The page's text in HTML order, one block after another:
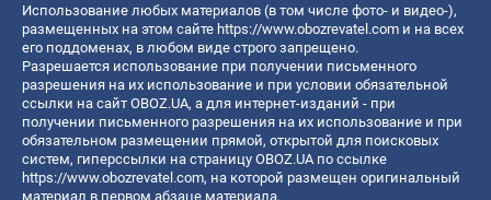
Использование любых материалов (в том числе фото- и видео-),
размещенных на этом сайте https://www.obozrevatel.com и на всех
его поддоменах, в любом виде строго запрещено.
Разрешается использование при получении письменного
разрешения на их использование и при условии обязательной
ссылки на сайт OBOZ.UA, а для интернет-изданий - при
получении письменного разрешения на их использование и при
обязательном размещении прямой, открытой для поисковых
систем, гиперссылки на страницу OBOZ.UA по ссылке
https://www.obozrevatel.com, на которой размещен оригинальный
материал в первом абзаце материала.